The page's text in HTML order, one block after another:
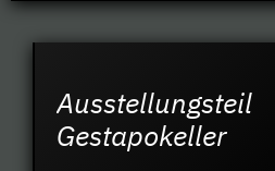
Ausstellungsteil
Gestapokeller